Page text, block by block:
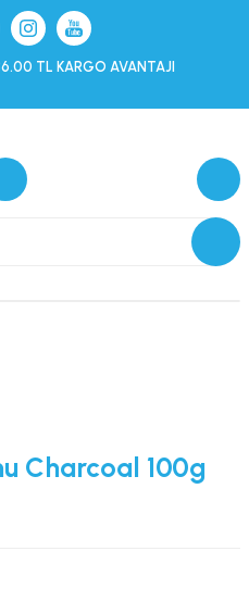
TL KARGO AVANTAJI
Charcoal 100g